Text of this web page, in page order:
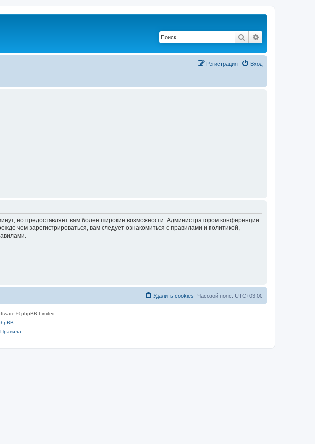
Поиск
Вход
Регистрация
но предоставляет вам более широкие возможности. Администратором конференции
чем зарегистрироваться, вам следует ознакомиться с правилами и политикой,
Часовой пояс: UTC+03:00
Удалить cookies
© phpBB Limited
Правила